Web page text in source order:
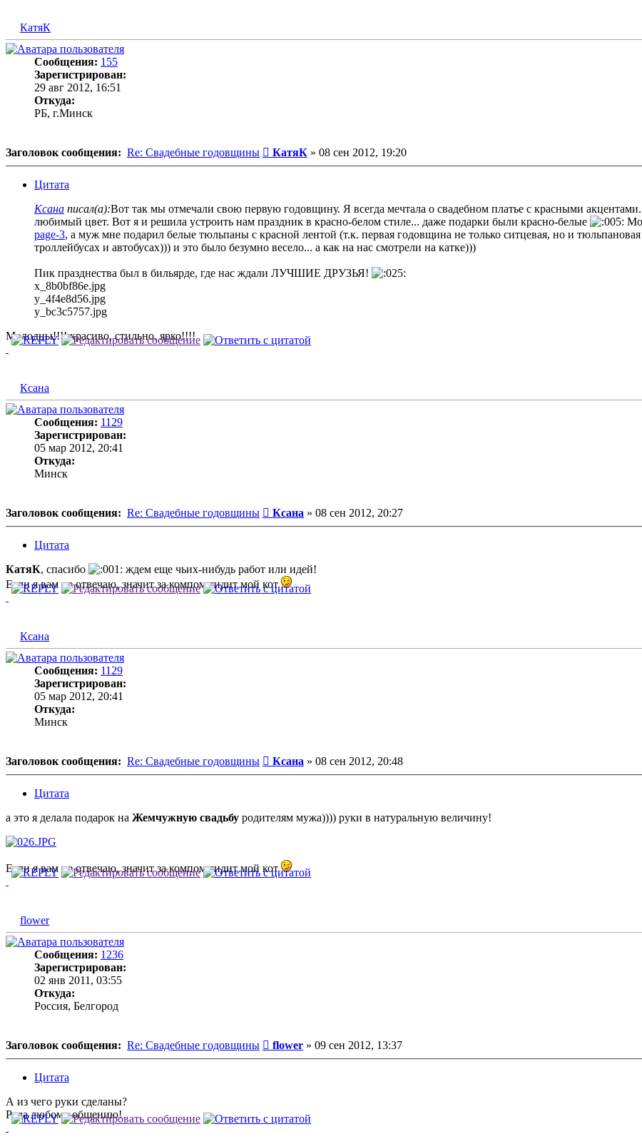
КатяК
Сообщения: 155
Зарегистрирован:
29 авг 2012, 16:51
Откуда:
РБ, г.Минск
Заголовок сообщения: Re: Свадебные годовщины Сообщение
КатяК » 08 сен 2012, 19:20
Цитата
Ксана писал(а):Вот так мы отмечали свою первую годовщину. Я всегда мечтала о свадебном платье с красными
любимый цвет. Вот я и решила устроить нам праздник в красно-белом стиле... даже подарки были красно-белые
page-3, а муж мне подарил белые тюльпаны с красной лентой (т.к. первая годовщина не только ситцевая, но и
троллейбусах и автобусах))) и это было безумно весело... а как на нас смотрели на катке)))
Пик празднества был в бильярде, где нас ждали ЛУЧШИЕ ДРУЗЬЯ!
x_8b0bf86e.jpg
y_4f4e8d56.jpg
y_bc3c5757.jpg
Молодцы!!!! красиво, стильно, ярко!!!!
Ксана
Сообщения: 1129
Зарегистрирован:
05 мар 2012, 20:41
Откуда:
Минск
Заголовок сообщения: Re: Свадебные годовщины Сообщение
Ксана » 08 сен 2012, 20:27
Цитата
КатяК, спасибо
ждем еще чьих-нибудь работ или идей!
Если я вам не отвечаю, значит за компом сидит мой кот
Ксана
Сообщения: 1129
Зарегистрирован:
05 мар 2012, 20:41
Откуда:
Минск
Заголовок сообщения: Re: Свадебные годовщины Сообщение
Ксана » 08 сен 2012, 20:48
Цитата
а это я делала подарок на Жемчужную свадьбу родителям мужа)))) руки в натуральную величину!
Если я вам не отвечаю, значит за компом сидит мой кот
flower
Сообщения: 1236
Зарегистрирован:
02 янв 2011, 03:55
Откуда:
Россия, Белгород
Заголовок сообщения: Re: Свадебные годовщины Сообщение
flower » 09 сен 2012, 13:37
Цитата
А из чего руки сделаны?
Рада любому общению!